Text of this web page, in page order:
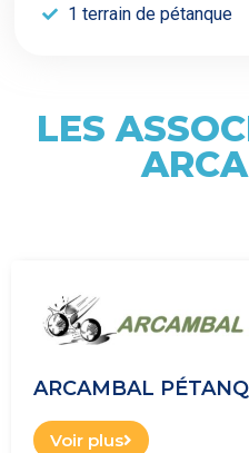
1 terrain de pétanque
LES
ARCAMBAL
Voir plus